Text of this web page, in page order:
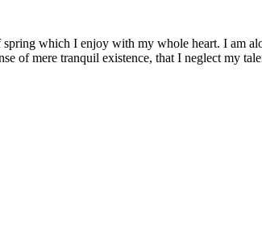
which I enjoy with my whole heart. I am
of mere tranquil existence, that I neglect my